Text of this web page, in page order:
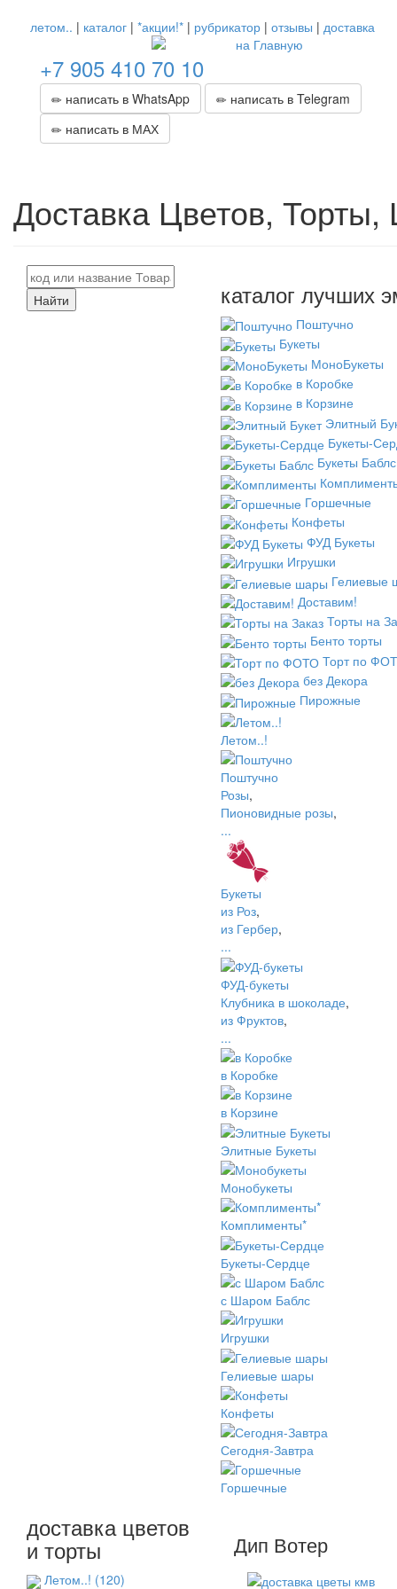
летом.. | каталог | *акции!* | рубрикатор | отзывы | доставка
+7 905 410 70 10
написать в WhatsApp
написать в Telegram
написать в МАХ
Доставка Цветов,
Найти каталог лучших
Поштучно
Букеты
МоноБукеты
в Коробке
в Корзине
Элитный
Букеты-
Букеты Баблс
Горшечные
Конфеты
ФУД Букеты
Игрушки
Гелиевые
Доставим!
Торты на
Бенто торты
Торт по
без Декора
Пирожные
Летом..!
Поштучно
Розы,
Пионовидные розы,
...
Букеты
из Роз,
из Гербер,
...
ФУД-букеты
Клубника в шоколаде,
из Фруктов,
...
в Коробке
в Корзине
Элитные Букеты
Монобукеты
Комплименты*
Букеты-Сердце
с Шаром Баблс
Игрушки
Гелиевые шары
Конфеты
Сегодня-Завтра
Горшечные
доставка цветов
и торты
Летом..! (120)
Дип Вотер